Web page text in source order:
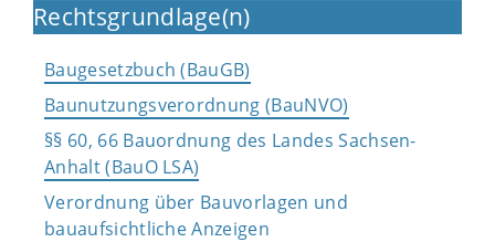
Rechtsgrundlage(n)
Baugesetzbuch (BauGB)
Baunutzungsverordnung (BauNVO)
§§ 60, 66 Bauordnung des Landes Sachsen-
Anhalt (BauO LSA)
Verordnung über Bauvorlagen und
bauaufsichtliche Anzeigen